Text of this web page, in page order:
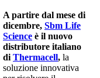
A partire dal mese di
dicembre, Sbm Life
Science è il nuovo
distributore italiano
di Thermacell, la
soluzione innovativa